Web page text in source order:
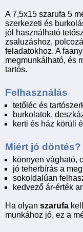
A 7,5x15 szarufa 5
szerkezeti és
jól használható
zsaluzáshoz,
feladatokhoz. A
megmunkálható, és
tartós.
Felhasználás
tetőléc és
burkolatok,
kerti és ház körüli
Miért jó döntés?
könnyen vágható,
jó teherbírás a
sokoldalúan
kedvező ár-érték
Ha olyan szarufa
munkához jó, ez a